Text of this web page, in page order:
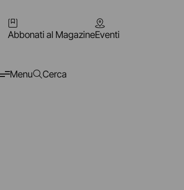
Abbonati al MagazineEventi
Menu Cerca